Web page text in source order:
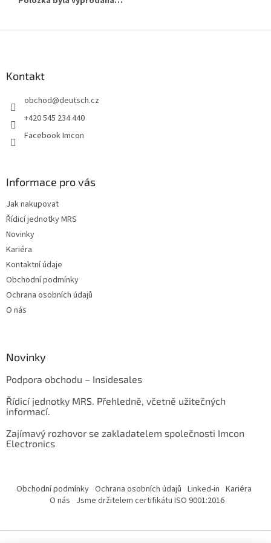
Kontakt
obchod@deutsch.cz
+420 545 234 440
Facebook Imcon
Informace pro vás
Jak nakupovat
Řídicí jednotky MRS
Novinky
Kariéra
Kontaktní údaje
Obchodní podmínky
Ochrana osobních údajů
O nás
Novinky
Podpora obchodu – Insidesales
Řídicí jednotky MRS. Přehledně, včetně užitečných
informací.
Zajímavý rozhovor se zakladatelem společnosti Imcon
Electronics
Obchodní podmínky Ochrana osobních údajů Linked-in Kariéra
O nás Jsme držitelem certifikátu ISO 9001:2016